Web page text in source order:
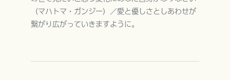
（マハトマ・ガンジー）／愛と優しさとしあわせが
繋がり広がっていきますように。